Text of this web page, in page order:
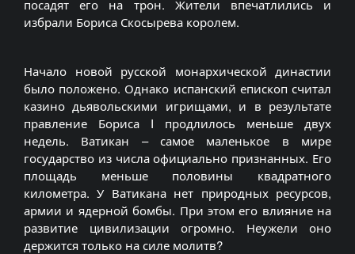
посадят его на трон. Жители впечатлились и
избрали Бориса Скосырева королем.
Начало новой русской монархической династии
было положено. Однако испанский епископ считал
казино дьявольскими игрищами, и в результате
правление Бориса I продлилось меньше двух
недель. Ватикан – самое маленькое в мире
государство из числа официально признанных. Его
площадь меньше половины квадратного
километра. У Ватикана нет природных ресурсов,
армии и ядерной бомбы. При этом его влияние на
развитие цивилизации огромно. Неужели оно
держится только на силе молитв?